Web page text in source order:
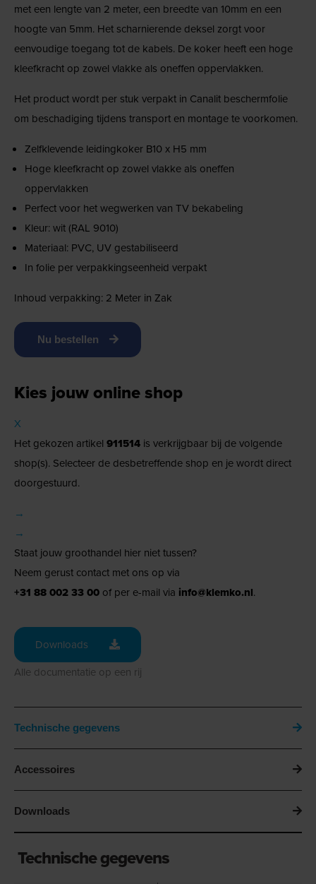
met een lengte van 2 meter, een breedte van 10mm en een
hoogte van 5mm. Het scharnierende deksel zorgt voor
eenvoudige toegang tot de kabels. De koker heeft een hoge
kleefkracht op zowel vlakke als oneffen oppervlakken.
Het product wordt per stuk verpakt in Canalit beschermfolie
om beschadiging tijdens transport en montage te voorkomen.
Zelfklevende leidingkoker B10 x H5 mm
Hoge kleefkracht op zowel vlakke als oneffen
oppervlakken
Perfect voor het wegwerken van TV bekabeling
Kleur: wit (RAL 9010)
Materiaal: PVC, UV gestabiliseerd
In folie per verpakkingseenheid verpakt
Inhoud verpakking: 2 Meter in Zak
Nu bestellen
Kies jouw online shop
X
Het gekozen artikel 911514 is verkrijgbaar bij de volgende
shop(s). Selecteer de desbetreffende shop en je wordt direct
doorgestuurd.
→
→
Staat jouw groothandel hier niet tussen?
Neem gerust contact met ons op via
+31 88 002 33 00 of per e-mail via info@klemko.nl.
Downloads
Alle documentatie op een rij
Technische gegevens
Accessoires
Downloads
Technische gegevens